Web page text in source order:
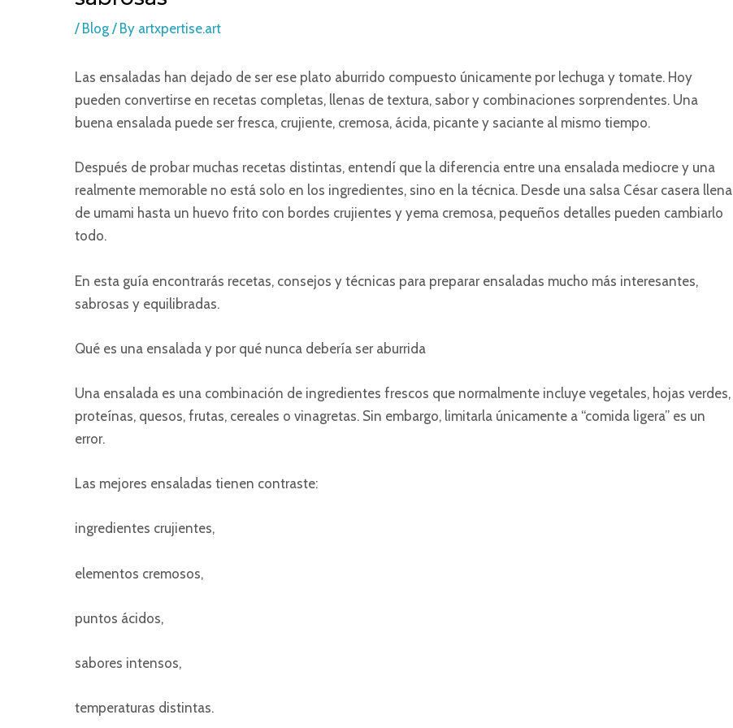
/ Blog / By artxpertise.art
Las ensaladas han dejado de ser ese plato aburrido compuesto únicamente por lechuga y tomate. Hoy
pueden convertirse en recetas completas, llenas de textura, sabor y combinaciones sorprendentes. Una
buena ensalada puede ser fresca, crujiente, cremosa, ácida, picante y saciante al mismo tiempo.
Después de probar muchas recetas distintas, entendí que la diferencia entre una ensalada mediocre y una
realmente memorable no está solo en los ingredientes, sino en la técnica. Desde una salsa César casera llena
de umami hasta un huevo frito con bordes crujientes y yema cremosa, pequeños detalles pueden cambiarlo
todo.
En esta guía encontrarás recetas, consejos y técnicas para preparar ensaladas mucho más interesantes,
sabrosas y equilibradas.
Qué es una ensalada y por qué nunca debería ser aburrida
Una ensalada es una combinación de ingredientes frescos que normalmente incluye vegetales, hojas verdes,
proteínas, quesos, frutas, cereales o vinagretas. Sin embargo, limitarla únicamente a “comida ligera” es un
error.
Las mejores ensaladas tienen contraste:
ingredientes crujientes,
elementos cremosos,
puntos ácidos,
sabores intensos,
temperaturas distintas.